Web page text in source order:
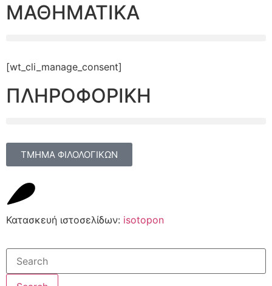
ΜΑΘΗΜΑΤΙΚΑ
[wt_cli_manage_consent]
ΠΛΗΡΟΦΟΡΙΚΗ
ΤΜΗΜΑ ΦΙΛΟΛΟΓΙΚΩΝ
Κατασκευή ιστοσελίδων: isotopon